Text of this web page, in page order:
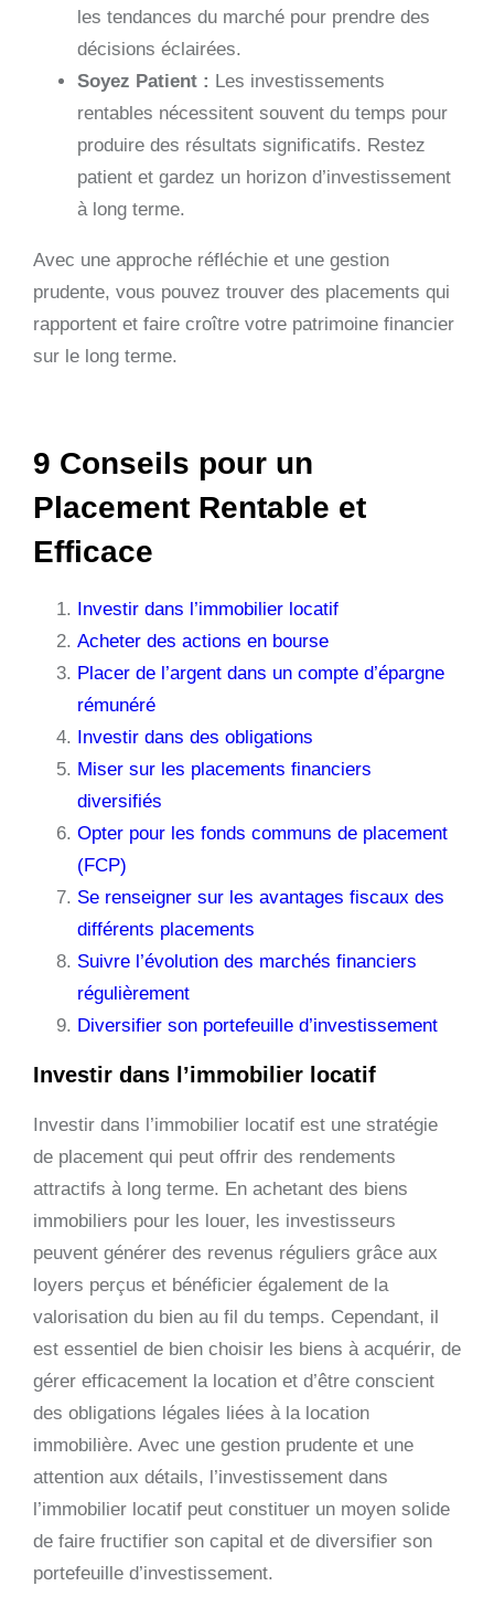
les tendances du marché pour prendre des
décisions éclairées.
Soyez Patient : Les investissements
rentables nécessitent souvent du temps pour
produire des résultats significatifs. Restez
patient et gardez un horizon d’investissement
à long terme.
Avec une approche réfléchie et une gestion
prudente, vous pouvez trouver des placements qui
rapportent et faire croître votre patrimoine financier
sur le long terme.
9 Conseils pour un
Placement Rentable et
Efficace
Investir dans l’immobilier locatif
Acheter des actions en bourse
Placer de l’argent dans un compte d’épargne
rémunéré
Investir dans des obligations
Miser sur les placements financiers
diversifiés
Opter pour les fonds communs de placement
(FCP)
Se renseigner sur les avantages fiscaux des
différents placements
Suivre l’évolution des marchés financiers
régulièrement
Diversifier son portefeuille d’investissement
Investir dans l’immobilier locatif
Investir dans l’immobilier locatif est une stratégie
de placement qui peut offrir des rendements
attractifs à long terme. En achetant des biens
immobiliers pour les louer, les investisseurs
peuvent générer des revenus réguliers grâce aux
loyers perçus et bénéficier également de la
valorisation du bien au fil du temps. Cependant, il
est essentiel de bien choisir les biens à acquérir, de
gérer efficacement la location et d’être conscient
des obligations légales liées à la location
immobilière. Avec une gestion prudente et une
attention aux détails, l’investissement dans
l’immobilier locatif peut constituer un moyen solide
de faire fructifier son capital et de diversifier son
portefeuille d’investissement.